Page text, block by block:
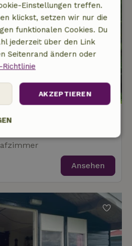
Gaastmeer
Ansehen
Einstellungen treffen.
klickst, setzen wir nur die
funktionalen Cookies. Du
jederzeit über den Link
Seitenrand ändern oder
Richtlinie
AKZEPTIEREN